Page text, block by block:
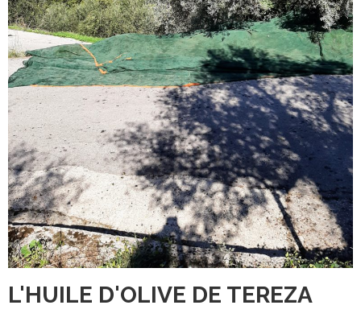
L'HUILE D'OLIVE DE TEREZA